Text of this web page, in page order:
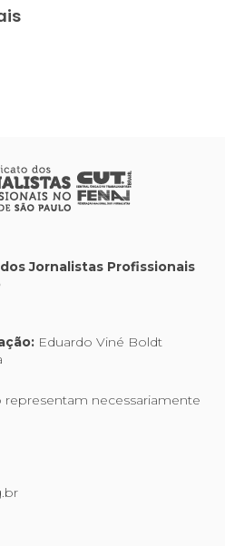
Jornalistas Profissionais
Eduardo Viné Boldt
representam necessariamente